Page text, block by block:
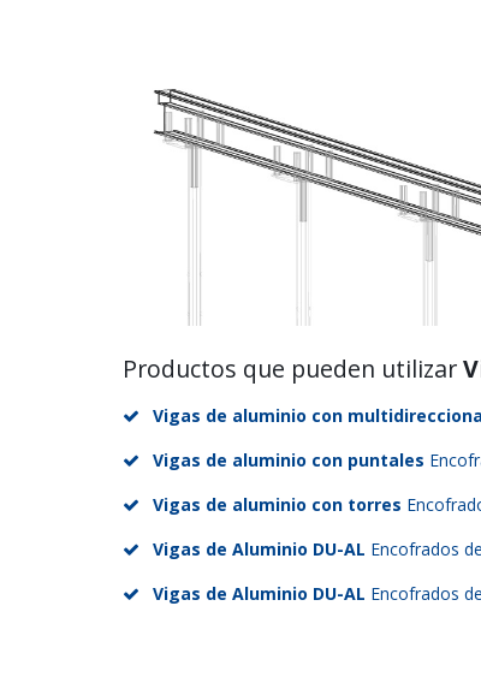
Productos que pueden utilizar
Vigas de aluminio con
Vigas de aluminio con puntales
Vigas de aluminio con torres
Vigas de Aluminio DU-AL Encofrados
Vigas de Aluminio DU-AL Encofrados